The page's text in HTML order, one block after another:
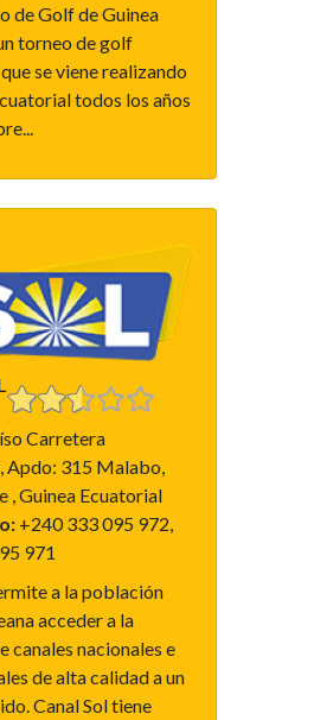
de Golf de Guinea
torneo de golf
se viene realizando
todos los años
Carretera
Apdo: 315 Malabo,
, Guinea Ecuatorial
+240 333 095 972,
971
a la población
acceder a la
canales nacionales e
de alta calidad a un
Canal Sol tiene